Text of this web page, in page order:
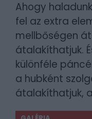
Ahogy
fel az extra
mellbőségen
átalakíthatjuk.
különféle
a hubként
átalakíthatjuk,